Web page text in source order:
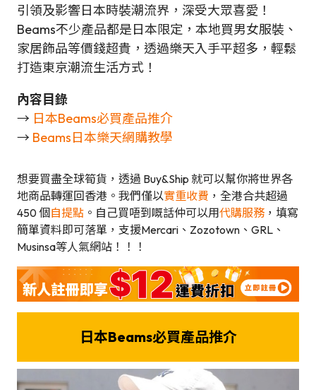
引領及影響日本時裝潮流界，深受大眾喜愛！
Beams不少產品都是日本限定，本地買男女服裝、
家居飾品等價錢超貴，透過樂天入手平超多，輕鬆
打造東京潮流生活方式！
內容目錄
→ 日本Beams必買產品推介
→ Beams日本樂天網購教學
想要買盡全球筍貨，透過 Buy&Ship 就可以幫你將世界各
地商品轉運回香港。我們僅以實重收費 ，全港合共超過
450 個 自提點 。自己買唔到嘅話仲可以用代購服務 ，填寫
簡單資料即可落單，支援Mercari、Zozotown、GRL、
Musinsa等人氣網站！！！
日本Beams必買產品推介